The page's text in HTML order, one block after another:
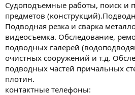
Судоподъемные работы, поиск и
предметов
Подводная резка и сварка
видеосъемка. Обследование,
подводных галерей
очистных сооружений и т.д.
подводных частей причальных
плотин.
контактные телефоны: